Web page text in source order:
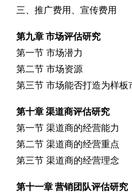
三、推广费用、宣传费用
第九章市场评估研究
第一节 市场潜力
第二节 市场资源
第三节 市场能否打造为样板
第十章渠道商评估研究
第一节 渠道商的经营能力
第二节 渠道商的经营重点
第三节 渠道商的经营理念
第十一章营销团队评估研究